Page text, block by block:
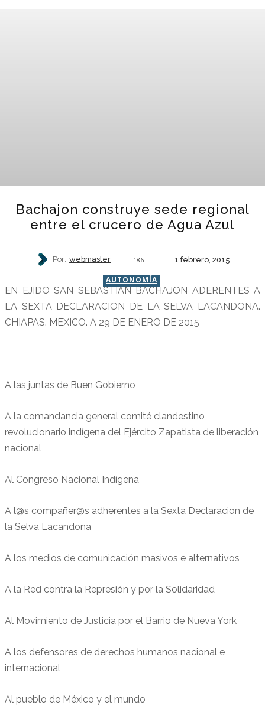
Bachajon construye sede regional
entre el crucero de Agua Azul
Por: webmaster 186 1 febrero, 2015
AUTONOMÍA
EN EJIDO SAN SEBASTIAN BACHAJON ADERENTES A
LA SEXTA DECLARACION DE LA SELVA LACANDONA.
CHIAPAS. MEXICO. A 29 DE ENERO DE 2015
A las juntas de Buen Gobierno
A la comandancia general comité clandestino
revolucionario indígena del Ejército Zapatista de liberación
nacional
Al Congreso Nacional Indígena
A l@s compañer@s adherentes a la Sexta Declaracion de
la Selva Lacandona
A los medios de comunicación masivos e alternativos
A la Red contra la Represión y por la Solidaridad
Al Movimiento de Justicia por el Barrio de Nueva York
A los defensores de derechos humanos nacional e
internacional
Al pueblo de México y el mundo